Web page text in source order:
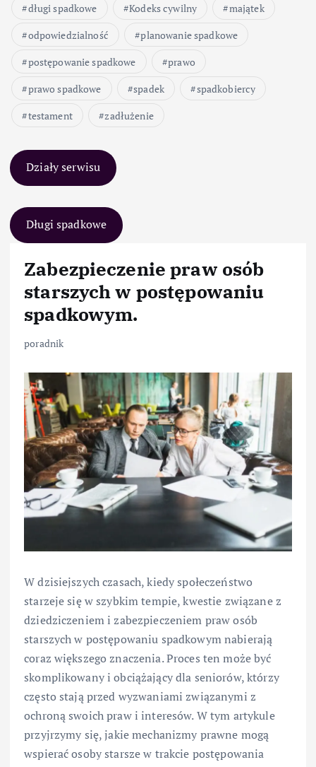
długi spadkowe
Kodeks cywilny
majątek
odpowiedzialność
planowanie spadkowe
postępowanie spadkowe
prawo
prawo spadkowe
spadek
spadkobiercy
testament
zadłużenie
Działy serwisu
Długi spadkowe
Zabezpieczenie praw osób
starszych w postępowaniu
spadkowym.
poradnik
W dzisiejszych czasach, kiedy społeczeństwo
starzeje się w szybkim tempie, kwestie związane z
dziedziczeniem i zabezpieczeniem praw osób
starszych w postępowaniu spadkowym nabierają
coraz większego znaczenia. Proces ten może być
skomplikowany i obciążający dla seniorów, którzy
często stają przed wyzwaniami związanymi z
ochroną swoich praw i interesów. W tym artykule
przyjrzymy się, jakie mechanizmy prawne mogą
wspierać osoby starsze w trakcie postępowania